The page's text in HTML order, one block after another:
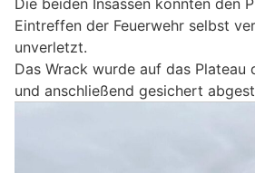
Die beiden Insassen konnten den
Eintreffen der Feuerwehr selbst
unverletzt.
Das Wrack wurde auf das Plateau
und anschließend gesichert